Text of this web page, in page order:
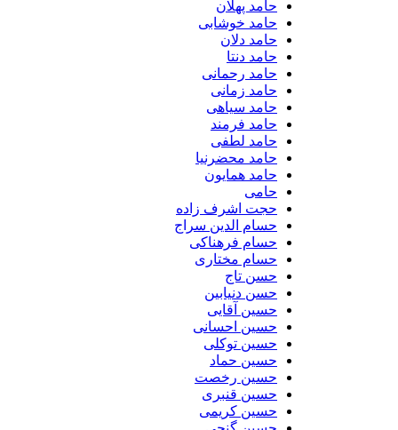
حامد پهلان
حامد خوشابی
حامد دلان
حامد دنتا
حامد رحمانی
حامد زمانی
حامد سیاهی
حامد فرمند
حامد لطفی
حامد محضرنیا
حامد همایون
حامی
حجت اشرف زاده
حسام الدین سراج
حسام فرهناکی
حسام مختاری
حسن تاج
حسن دنیابین
حسین آقایی
حسین احسانی
حسین توکلی
حسین حماد
حسین رخصت
حسین قنبری
حسین کریمی